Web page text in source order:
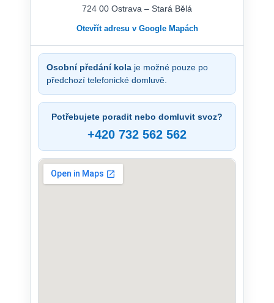
724 00 Ostrava – Stará Bělá
Otevřít adresu v Google Mapách
Osobní předání kola je možné pouze po
předchozí telefonické domluvě.
Potřebujete poradit nebo domluvit svoz?
+420 732 562 562